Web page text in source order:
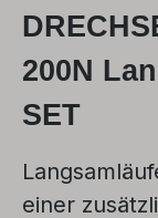
200N
SET
einer